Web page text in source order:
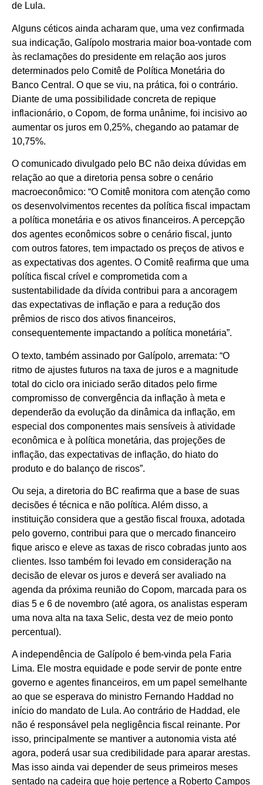
de Lula.
Alguns céticos ainda acharam que, uma vez confirmada
sua indicação, Galípolo mostraria maior boa-vontade com
às reclamações do presidente em relação aos juros
determinados pelo Comitê de Política Monetária do
Banco Central. O que se viu, na prática, foi o contrário.
Diante de uma possibilidade concreta de repique
inflacionário, o Copom, de forma unânime, foi incisivo ao
aumentar os juros em 0,25%, chegando ao patamar de
10,75%.
O comunicado divulgado pelo BC não deixa dúvidas em
relação ao que a diretoria pensa sobre o cenário
macroeconômico: “O Comitê monitora com atenção como
os desenvolvimentos recentes da política fiscal impactam
a política monetária e os ativos financeiros. A percepção
dos agentes econômicos sobre o cenário fiscal, junto
com outros fatores, tem impactado os preços de ativos e
as expectativas dos agentes. O Comitê reafirma que uma
política fiscal crível e comprometida com a
sustentabilidade da dívida contribui para a ancoragem
das expectativas de inflação e para a redução dos
prêmios de risco dos ativos financeiros,
consequentemente impactando a política monetária”.
O texto, também assinado por Galípolo, arremata: “O
ritmo de ajustes futuros na taxa de juros e a magnitude
total do ciclo ora iniciado serão ditados pelo firme
compromisso de convergência da inflação à meta e
dependerão da evolução da dinâmica da inflação, em
especial dos componentes mais sensíveis à atividade
econômica e à política monetária, das projeções de
inflação, das expectativas de inflação, do hiato do
produto e do balanço de riscos”.
Ou seja, a diretoria do BC reafirma que a base de suas
decisões é técnica e não política. Além disso, a
instituição considera que a gestão fiscal frouxa, adotada
pelo governo, contribui para que o mercado financeiro
fique arisco e eleve as taxas de risco cobradas junto aos
clientes. Isso também foi levado em consideração na
decisão de elevar os juros e deverá ser avaliado na
agenda da próxima reunião do Copom, marcada para os
dias 5 e 6 de novembro (até agora, os analistas esperam
uma nova alta na taxa Selic, desta vez de meio ponto
percentual).
A independência de Galípolo é bem-vinda pela Faria
Lima. Ele mostra equidade e pode servir de ponte entre
governo e agentes financeiros, em um papel semelhante
ao que se esperava do ministro Fernando Haddad no
início do mandato de Lula. Ao contrário de Haddad, ele
não é responsável pela negligência fiscal reinante. Por
isso, principalmente se mantiver a autonomia vista até
agora, poderá usar sua credibilidade para aparar arestas.
Mas isso ainda vai depender de seus primeiros meses
sentado na cadeira que hoje pertence a Roberto Campos